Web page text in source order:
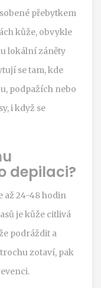
přebytkem
kůže, obvykle
lokální záněty
se tam, kde
podpažích nebo
i když se
depilaci?
až 24-48 hodin
je kůže citlivá
podráždit a
zotaví, pak